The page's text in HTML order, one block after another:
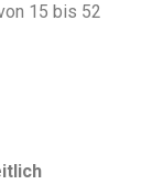
15 bis 52